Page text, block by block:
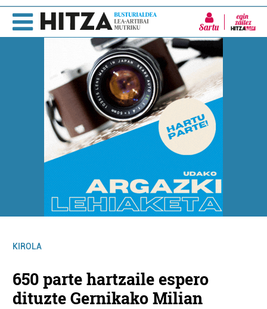
Sartu
KIROLA
650 parte hartzaile espero
dituzte Gernikako Milian